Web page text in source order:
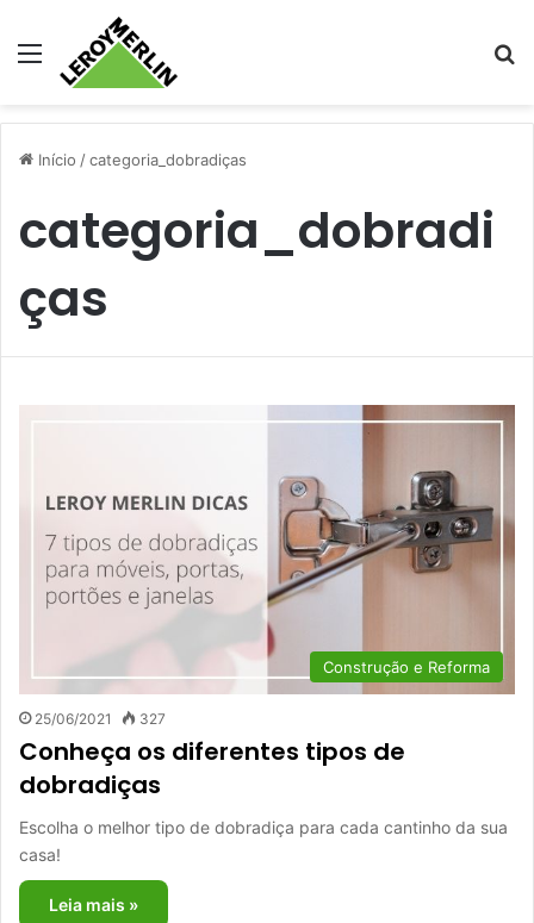
Menu
Início /categoria_dobradiças
categoria_dobradi
ças
Construção e Reforma
25/06/2021 327
Conheça os diferentes tipos de
dobradiças
Escolha o melhor tipo de dobradiça para cada cantinho da sua
casa!
Leia mais »